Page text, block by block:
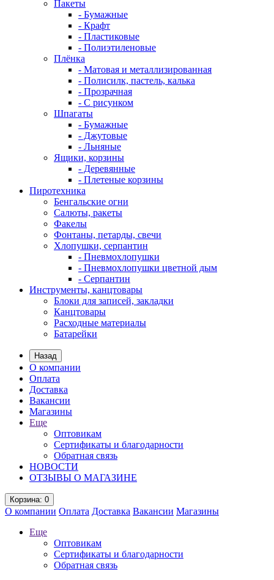
Пакеты
- Бумажные
- Крафт
- Пластиковые
- Полиэтиленовые
Плёнка
- Матовая и металлизированная
- Полисилк, пастель, калька
- Прозрачная
- С рисунком
Шпагаты
- Бумажные
- Джутовые
- Льняные
Ящики, корзины
- Деревянные
- Плетеные корзины
Пиротехника
Бенгальские огни
Салюты, ракеты
Факелы
Фонтаны, петарды, свечи
Хлопушки, серпантин
- Пневмохлопушки
- Пневмохлопушки цветной дым
- Серпантин
Инструменты, канцтовары
Блоки для записей, закладки
Канцтовары
Расходные материалы
Батарейки
Назад
О компании
Оплата
Доставка
Вакансии
Магазины
Еще
Оптовикам
Сертификаты и благодарности
Обратная связь
НОВОСТИ
ОТЗЫВЫ О МАГАЗИНЕ
Корзина: 0
О компании Оплата Доставка Вакансии Магазины
Еще
Оптовикам
Сертификаты и благодарности
Обратная связь